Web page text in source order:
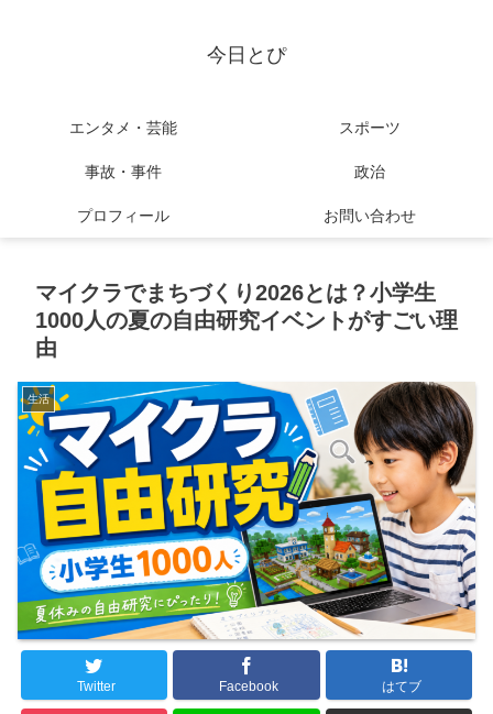
今日とぴ
エンタメ・芸能 スポーツ
事故・事件 政治
プロフィール お問い合わせ
マイクラでまちづくり2026とは？小学生
1000人の夏の自由研究イベントがすごい理
由
生活
Twitter Facebook はてブ